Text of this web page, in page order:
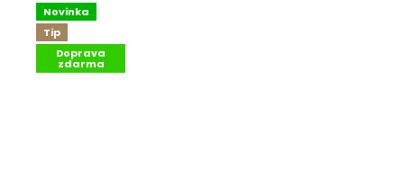
Novinka
Tip
Doprava
zdarma